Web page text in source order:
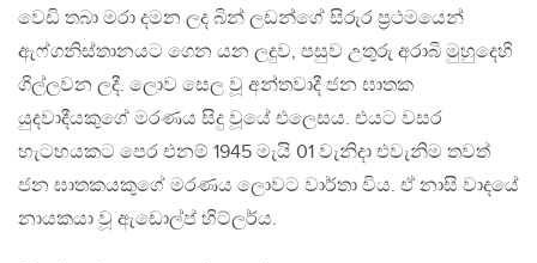
වෙඩි තබා මරා දමන ලද බින් ලඩන්ගේ සිරුර ප්‍රථමයෙන්
ඇෆ්ගනිස්තානයට ගෙන යන ලදුව, පසුව උතුරු අරාබි මුහුදෙහි
ගිල්ලවන ලදී. ලොව සෙල වූ අන්තවාදී ජන ඝාතක
යුදවාදීයකුගේ මරණය සිදු වූයේ එලෙසය. එයට වසර
හැටහයකට පෙර එනම් 1945 මැයි 01 වැනිදා එවැනිම තවත්
ජන ඝාතකයකුගේ මරණය ලොවට වාර්තා විය. ඒ නාසි වාදයේ
නායකයා වූ ඇඩොල්ප් හිට්ලර්ය.